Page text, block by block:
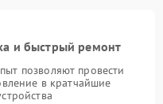
и быстрый ремонт
позволяют провести
в кратчайшие